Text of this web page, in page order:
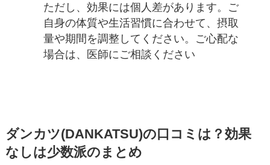
ただし、効果には個人差があります。ご
自身の体質や生活習慣に合わせて、摂取
量や期間を調整してください。ご心配な
場合は、医師にご相談ください
ダンカツ(DANKATSU)の口コミは？効果
なしは少数派のまとめ